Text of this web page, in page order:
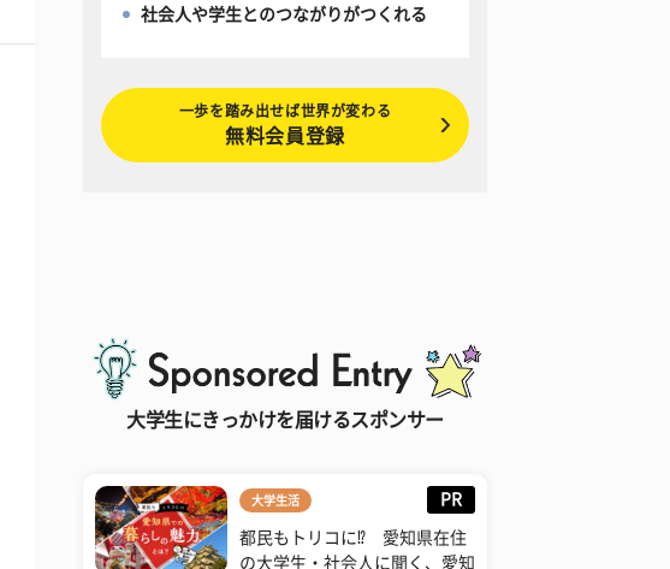
社会人や学生とのつながりがつくれる
一歩を踏み出せば世界が変わる
無料会員登録
大学生にきっかけを届けるスポンサー
大学生活 PR
都民もトリコに⁉ 愛知県在住
の大学生・社会人に聞く、愛知